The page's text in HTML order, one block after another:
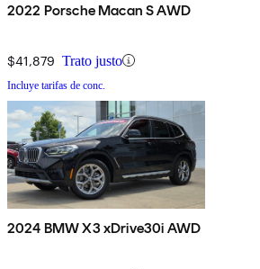
2022 Porsche Macan S AWD
$41,879 Trato justo
Incluye tarifas de conc.
2024 BMW X3 xDrive30i AWD